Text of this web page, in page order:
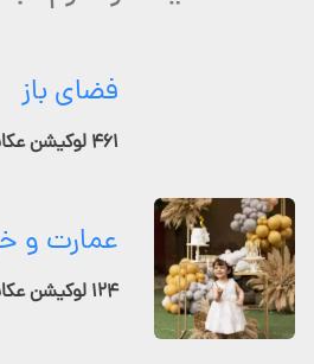
فضای باز
۴۶۱ لوکیشن عکاسی فعال
عمارت و
۱۲۴ لوکیشن عکاسی فعال